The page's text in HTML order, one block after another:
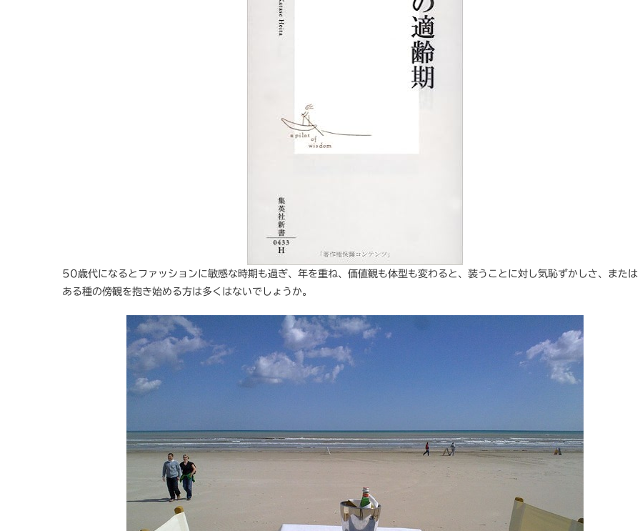
50歳代になるとファッションに敏感な時期も過ぎ、年を重ね、価値観も体型も変わると、装うことに対し気恥ずかしさ、または
ある種の傍観を抱き始める方は多くはないでしょうか。